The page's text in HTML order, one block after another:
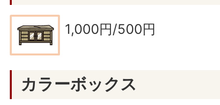
1,000円/500円
カラーボックス